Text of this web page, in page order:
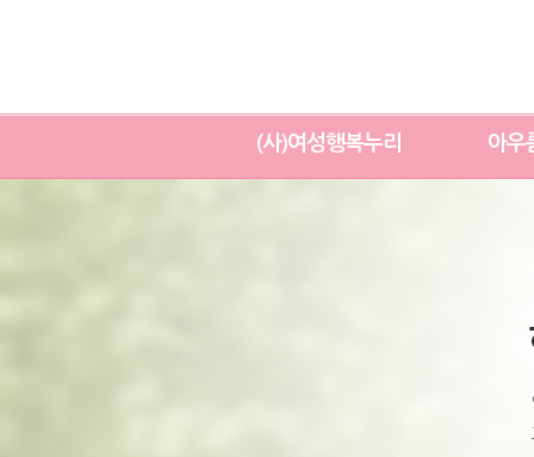
(사)여성행복누리 아우